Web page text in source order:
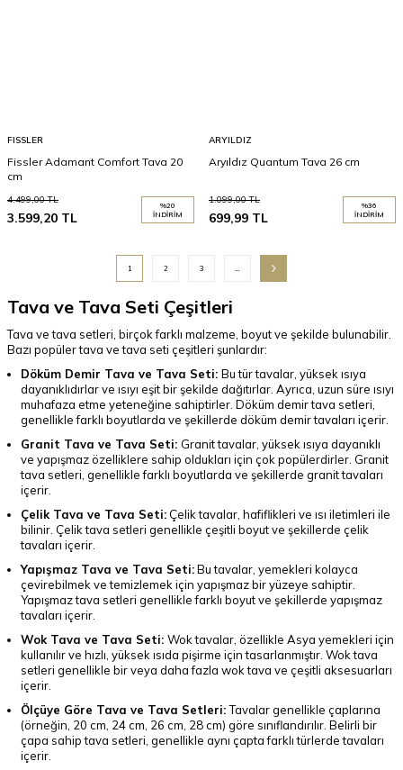
FISSLER
Fissler Adamant Comfort Tava 20
cm
4.499,00TL
3.599,20 TL
%20
İNDIRIM
ARYILDIZ
Aryıldız Quantum Tava 26 cm
1.099,00TL
699,99 TL
%36
İNDIRIM
1 2 3 …
Tava ve Tava Seti Çeşitleri
Tava ve tava setleri, birçok farklı malzeme, boyut ve şekilde bulunabilir.
Bazı popüler tava ve tava seti çeşitleri şunlardır:
Döküm Demir Tava ve Tava Seti: Bu tür tavalar, yüksek ısıya
dayanıklıdırlar ve ısıyı eşit bir şekilde dağıtırlar. Ayrıca, uzun süre ısıyı
muhafaza etme yeteneğine sahiptirler. Döküm demir tava setleri,
genellikle farklı boyutlarda ve şekillerde döküm demir tavaları içerir.
Granit Tava ve Tava Seti: Granit tavalar, yüksek ısıya dayanıklı
ve yapışmaz özelliklere sahip oldukları için çok popülerdirler. Granit
tava setleri, genellikle farklı boyutlarda ve şekillerde granit tavaları
içerir.
Çelik Tava ve Tava Seti: Çelik tavalar, hafiflikleri ve ısı iletimleri ile
bilinir. Çelik tava setleri genellikle çeşitli boyut ve şekillerde çelik
tavaları içerir.
Yapışmaz Tava ve Tava Seti:Bu tavalar, yemekleri kolayca
çevirebilmek ve temizlemek için yapışmaz bir yüzeye sahiptir.
Yapışmaz tava setleri genellikle farklı boyut ve şekillerde yapışmaz
tavaları içerir.
Wok Tava ve Tava Seti: Wok tavalar, özellikle Asya yemekleri için
kullanılır ve hızlı, yüksek ısıda pişirme için tasarlanmıştır. Wok tava
setleri genellikle bir veya daha fazla wok tava ve çeşitli aksesuarları
içerir.
Ölçüye Göre Tava ve Tava Setleri: Tavalar genellikle çaplarına
(örneğin, 20 cm, 24 cm, 26 cm, 28 cm) göre sınıflandırılır. Belirli bir
çapa sahip tava setleri, genellikle aynı çapta farklı türlerde tavaları
içerir.